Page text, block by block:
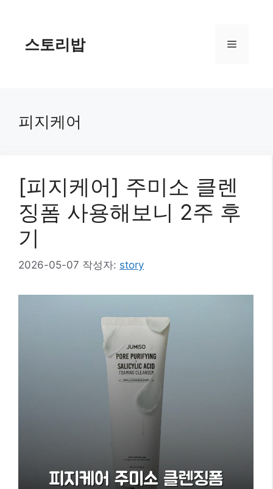
스토리밥 메
피지케어
[피지케어] 주미소 클렌
징폼 사용해보니 2주 후
기
2026-05-07 작성자: story